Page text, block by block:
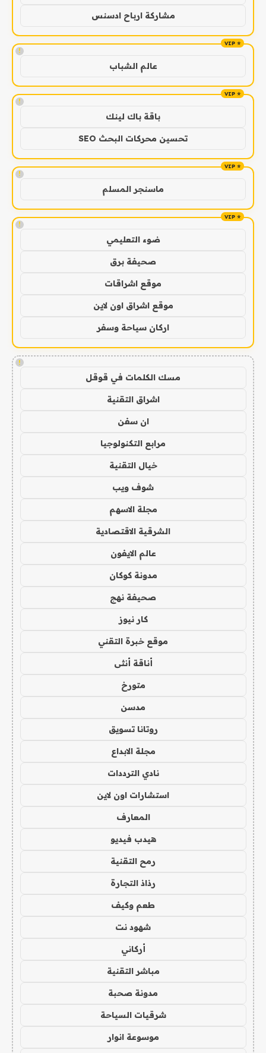
مشاركة ارباح ادسنس
!
عالم الشباب
!
باقة باك لينك
تحسين محركات البحث SEO
!
ماسنجر المسلم
!
ضوء التعليمي
صحيفة برق
موقع اشراقات
موقع اشراق اون لاين
اركان سياحة وسفر
!
مسك الكلمات في قوقل
اشراق التقنية
ان سفن
مرابع التكنولوجيا
خيال التقنية
شوف ويب
مجلة الاسهم
الشرقية الاقتصادية
عالم الايفون
مدونة كوكان
صحيفة نهج
كار نيوز
موقع خبرة التقني
أناقة أنثى
متورخ
مدسن
روتانا تسويق
مجلة الابداع
نادي الترددات
استشارات اون لاين
المعارف
هيدب فيديو
رمح التقنية
رذاذ التجارة
طعم وكيف
شهود نت
أركاني
مباشر التقنية
مدونة صحبة
شرقيات السياحة
موسوعة انوار